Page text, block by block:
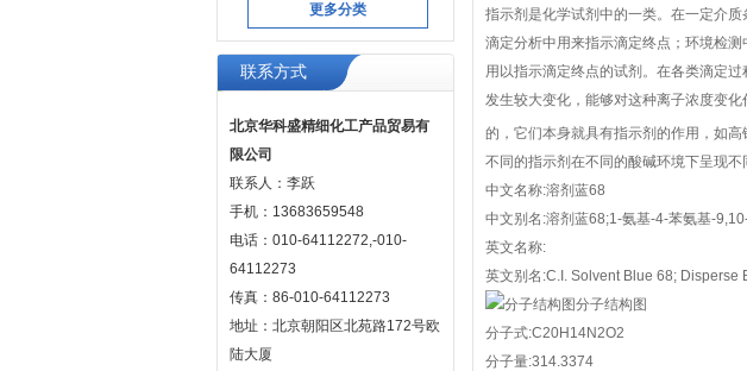
更多分类
联系方式
北京华科盛精细化工产品贸易有
限公司
联系人：李跃
手机：13683659548
电话：010-64112272,-010-
64112273
传真：86-010-64112273
地址：北京朝阳区北苑路172号欧
陆大厦
指示剂是化学试剂中的一类。在一定介
滴定分析中用来指示滴定终点；环境检
用以指示滴定终点的试剂。在各类滴定
发生较大变化，能够对这种离子浓度变
的，它们本身就具有指示剂的作用，如高
不同的指示剂在不同的酸碱环境下呈现
中文名称:溶剂蓝68
中文别名:溶剂蓝68;1-氨基-4-苯氨基-
英文名称:
英文别名:C.I. Solvent Blue 68;
分子结构图
分子式:C20H14N2O2
分子量:314.3374